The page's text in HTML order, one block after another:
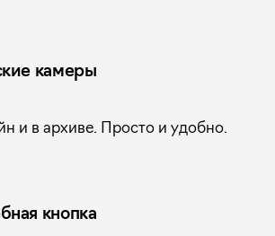
камеры
и в архиве. Просто и удобно.
кнопка